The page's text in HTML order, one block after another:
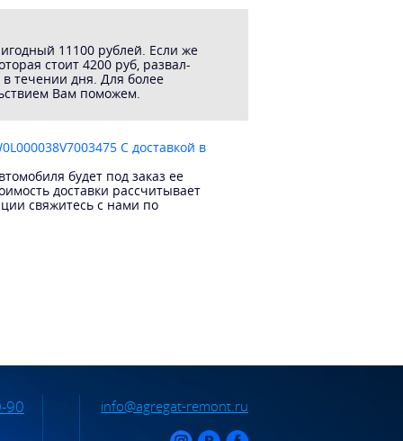
11100 рублей. Если же
стоит 4200 руб, развал-
течении дня. Для более
Вам поможем.
С доставкой в
будет под заказ ее
доставки рассчитывает
свяжитесь с нами по
90 info@agregat-remont.ru